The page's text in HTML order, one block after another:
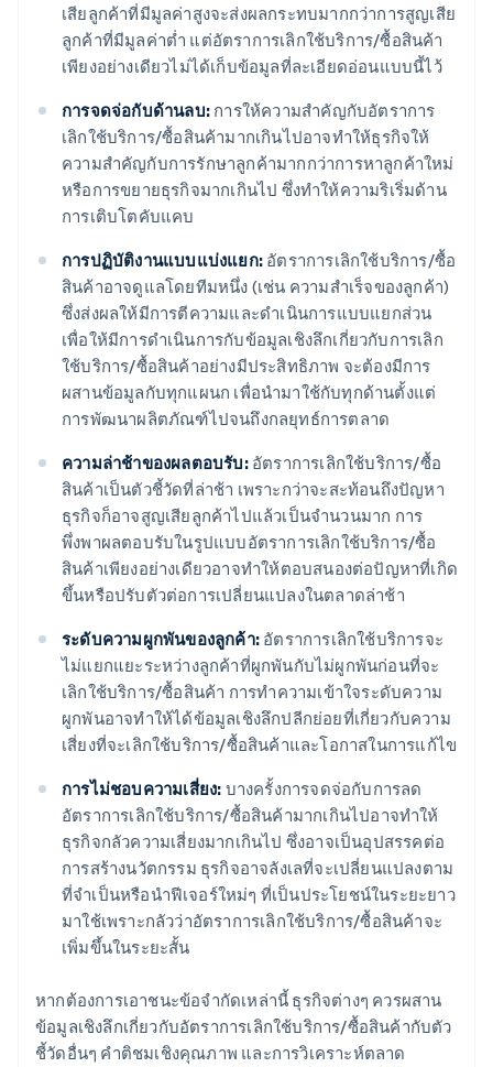
เสียลูกค้าที่มีมูลค่าสูงจะส่งผลกระทบมากกว่าการสูญเสีย
ลูกค้าที่มีมูลค่าต่ำ แต่อัตราการเลิกใช้บริการ/ซื้อสินค้า
เพียงอย่างเดียวไม่ได้เก็บข้อมูลที่ละเอียดอ่อนแบบนี้ไว้
การจดจ่อกับด้านลบ: การให้ความสําคัญกับอัตราการ
เลิกใช้บริการ/ซื้อสินค้ามากเกินไปอาจทําให้ธุรกิจให้
ความสำคัญกับการรักษาลูกค้ามากกว่าการหาลูกค้าใหม่
หรือการขยายธุรกิจมากเกินไป ซึ่งทำให้ความริเริ่มด้าน
การเติบโตคับแคบ
การปฏิบัติงานแบบแบ่งแยก: อัตราการเลิกใช้บริการ/ซื้อ
สินค้าอาจดูแลโดยทีมหนึ่ง (เช่น ความสําเร็จของลูกค้า)
ซึ่งส่งผลให้มีการตีความและดําเนินการแบบแยกส่วน
เพื่อให้มีการดำเนินการกับข้อมูลเชิงลึกเกี่ยวกับการเลิก
ใช้บริการ/ซื้อสินค้าอย่างมีประสิทธิภาพ จะต้องมีการ
ผสานข้อมูลกับทุกแผนก เพื่อนำมาใช้กับทุกด้านตั้งแต่
การพัฒนาผลิตภัณฑ์ไปจนถึงกลยุทธ์การตลาด
ความล่าช้าของผลตอบรับ:อัตราการเลิกใช้บริการ/ซื้อ
สินค้าเป็นตัวชี้วัดที่ล่าช้า เพราะกว่าจะสะท้อนถึงปัญหา
ธุรกิจก็อาจสูญเสียลูกค้าไปแล้วเป็นจำนวนมาก การ
พึ่งพาผลตอบรับในรูปแบบอัตราการเลิกใช้บริการ/ซื้อ
สินค้าเพียงอย่างเดียวอาจทําให้ตอบสนองต่อปัญหาที่เกิด
ขึ้นหรือปรับตัวต่อการเปลี่ยนแปลงในตลาดล่าช้า
ระดับความผูกพันของลูกค้า: อัตราการเลิกใช้บริการจะ
ไม่แยกแยะระหว่างลูกค้าที่ผูกพันกับไม่ผูกพันก่อนที่จะ
เลิกใช้บริการ/ซื้อสินค้า การทําความเข้าใจระดับความ
ผูกพันอาจทําให้ได้ข้อมูลเชิงลึกปลีกย่อยที่เกี่ยวกับความ
เสี่ยงที่จะเลิกใช้บริการ/ซื้อสินค้าและโอกาสในการแก้ไข
การไม่ชอบความเสี่ยง: บางครั้งการจดจ่อกับการลด
อัตราการเลิกใช้บริการ/ซื้อสินค้ามากเกินไปอาจทำให้
ธุรกิจกลัวความเสี่ยงมากเกินไป ซึ่งอาจเป็นอุปสรรคต่อ
การสร้างนวัตกรรม ธุรกิจอาจลังเลที่จะเปลี่ยนแปลงตาม
ที่จำเป็นหรือนำฟีเจอร์ใหม่ๆ ที่เป็นประโยชน์ในระยะยาว
มาใช้เพราะกลัวว่าอัตราการเลิกใช้บริการ/ซื้อสินค้าจะ
เพิ่มขึ้นในระยะสั้น
หากต้องการเอาชนะข้อจํากัดเหล่านี้ ธุรกิจต่างๆ ควรผสาน
ข้อมูลเชิงลึกเกี่ยวกับอัตราการเลิกใช้บริการ/ซื้อสินค้ากับตัว
ชี้วัดอื่นๆ คําติชมเชิงคุณภาพ และการวิเคราะห์ตลาด